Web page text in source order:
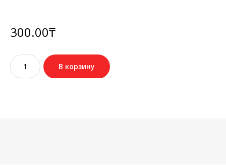
300.00₸
Количество
товара
№40
В корзину